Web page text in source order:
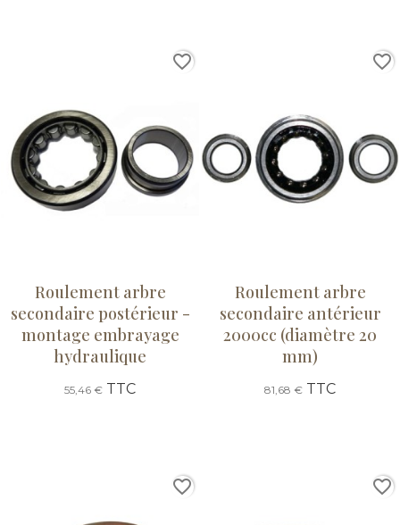
Roulement arbre
secondaire postérieur -
montage embrayage
hydraulique
55,46 € TTC
favorite_border
Roulement arbre
secondaire antérieur
2000cc (diamètre 20
mm)
81,68 € TTC
favorite_border
favorite_border favorite_border